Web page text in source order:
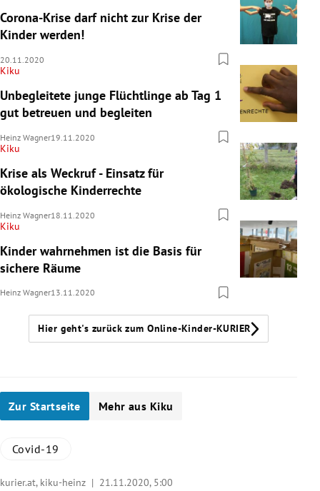
Corona-Krise darf nicht zur Krise der
Kinder werden!
20.11.2020
Kiku
Unbegleitete junge Flüchtlinge ab Tag 1
gut betreuen und begleiten
Heinz Wagner19.11.2020
Kiku
Krise als Weckruf - Einsatz für
ökologische Kinderrechte
Heinz Wagner18.11.2020
Kiku
Kinder wahrnehmen ist die Basis für
sichere Räume
Heinz Wagner13.11.2020
Hier geht's zurück zum Online-Kinder-KURIER
Zur Startseite Mehr aus Kiku
Covid-19
kurier.at, kiku-heinz | 21.11.2020, 5:00